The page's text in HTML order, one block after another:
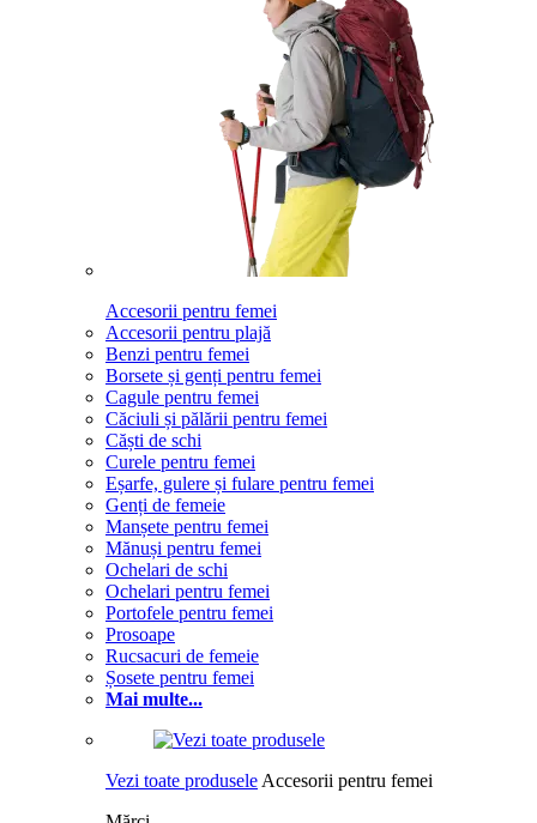
Accesorii pentru femei
Accesorii pentru plajă
Benzi pentru femei
Borsete și genți pentru femei
Cagule pentru femei
Căciuli și pălării pentru femei
Căști de schi
Curele pentru femei
Eșarfe, gulere și fulare pentru femei
Genți de femeie
Manșete pentru femei
Mănuși pentru femei
Ochelari de schi
Ochelari pentru femei
Portofele pentru femei
Prosoape
Rucsacuri de femeie
Șosete pentru femei
Mai multe...
Vezi toate produsele Accesorii pentru femei